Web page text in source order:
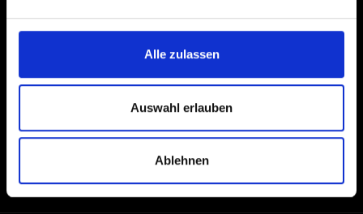
Alle zulassen
Auswahl erlauben
Ablehnen
E-Mail Iscriviti alla newsletter